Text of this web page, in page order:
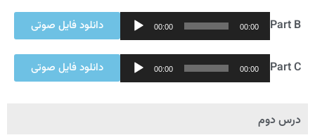
Part B
Audio
Player
00:00 00:00 دانلود فایل صوتی
Part C
Audio
Player
00:00 00:00 دانلود فایل صوتی
درس دوم